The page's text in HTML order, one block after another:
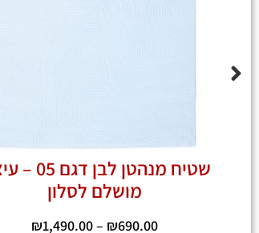
שטיח מנהטן
מושלם לסלון
₪690.00
–
₪1,490.00